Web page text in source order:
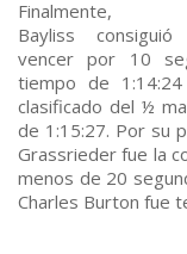
Finalmente,
Bayliss consiguió
vencer por 10
tiempo de
clasificado del ½
de 1:15:27. Por su
Grassrieder fue la
menos de 20
Charles Burton fue